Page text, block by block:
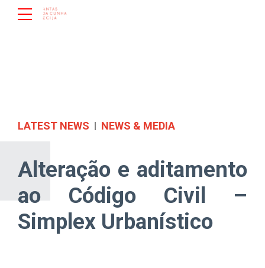
LATEST NEWS NEWS & MEDIA
Alteração e aditamento
ao Código Civil –
Simplex Urbanístico